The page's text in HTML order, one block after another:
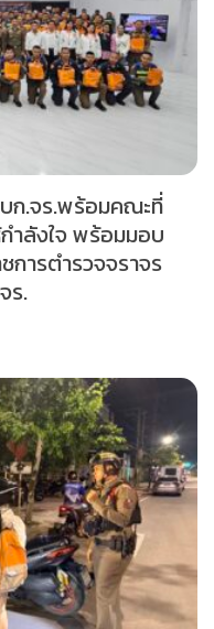
ก.จร.พร้อมคณะที่
ำลังใจ พร้อมมอบ
ารตำรวจจราจร
ร.